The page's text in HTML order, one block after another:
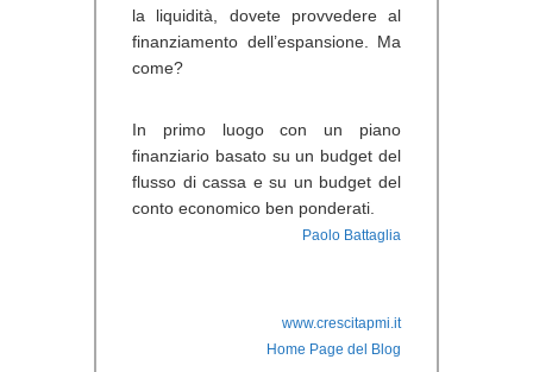
la liquidità, dovete provvedere al
finanziamento dell’espansione. Ma
come?
In primo luogo con un piano
finanziario basato su un budget del
flusso di cassa e su un budget del
conto economico ben ponderati.
Paolo Battaglia
www.crescitapmi.it
Home Page del Blog